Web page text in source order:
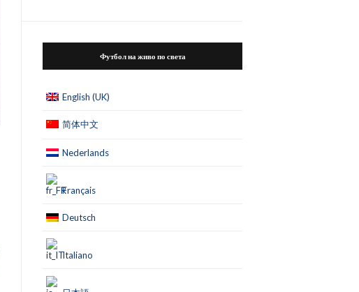
Футбол на живо по света
English (UK)
简体中文
Nederlands
Français
Deutsch
Italiano